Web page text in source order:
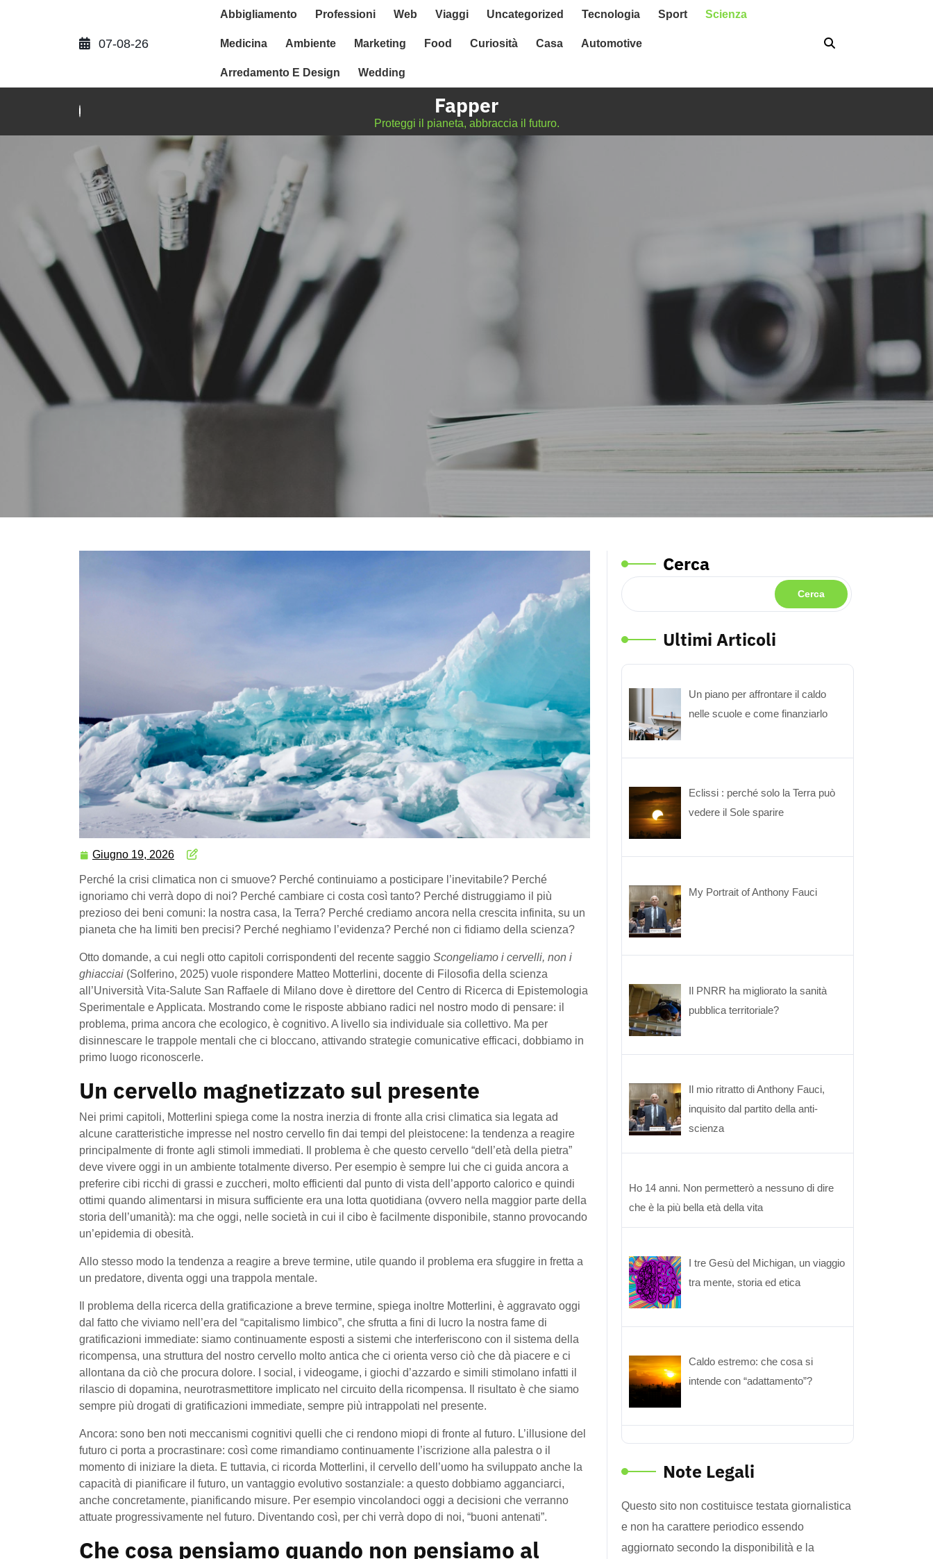
07-08-26
Abbigliamento Professioni Web Viaggi Uncategorized Tecnologia Sport Scienza
Medicina Ambiente Marketing Food Curiosità Casa Automotive
Arredamento E Design Wedding
Fapper
Proteggi il pianeta, abbraccia il futuro.
Giugno 19, 2026
Perché la crisi climatica non ci smuove? Perché continuiamo a posticipare l’inevitabile? Perché
ignoriamo chi verrà dopo di noi? Perché cambiare ci costa così tanto? Perché distruggiamo il più
prezioso dei beni comuni: la nostra casa, la Terra? Perché crediamo ancora nella crescita infinita, su un
pianeta che ha limiti ben precisi? Perché neghiamo l’evidenza? Perché non ci fidiamo della scienza?
Otto domande, a cui negli otto capitoli corrispondenti del recente saggio Scongeliamo i cervelli, non i
ghiacciai (Solferino, 2025) vuole rispondere Matteo Motterlini, docente di Filosofia della scienza
all’Università Vita-Salute San Raffaele di Milano dove è direttore del Centro di Ricerca di Epistemologia
Sperimentale e Applicata. Mostrando come le risposte abbiano radici nel nostro modo di pensare: il
problema, prima ancora che ecologico, è cognitivo. A livello sia individuale sia collettivo. Ma per
disinnescare le trappole mentali che ci bloccano, attivando strategie comunicative efficaci, dobbiamo in
primo luogo riconoscerle.
Un cervello magnetizzato sul presente
Nei primi capitoli, Motterlini spiega come la nostra inerzia di fronte alla crisi climatica sia legata ad
alcune caratteristiche impresse nel nostro cervello fin dai tempi del pleistocene: la tendenza a reagire
principalmente di fronte agli stimoli immediati. Il problema è che questo cervello “dell’età della pietra”
deve vivere oggi in un ambiente totalmente diverso. Per esempio è sempre lui che ci guida ancora a
preferire cibi ricchi di grassi e zuccheri, molto efficienti dal punto di vista dell’apporto calorico e quindi
ottimi quando alimentarsi in misura sufficiente era una lotta quotidiana (ovvero nella maggior parte della
storia dell’umanità): ma che oggi, nelle società in cui il cibo è facilmente disponibile, stanno provocando
un’epidemia di obesità.
Allo stesso modo la tendenza a reagire a breve termine, utile quando il problema era sfuggire in fretta a
un predatore, diventa oggi una trappola mentale.
Il problema della ricerca della gratificazione a breve termine, spiega inoltre Motterlini, è aggravato oggi
dal fatto che viviamo nell’era del “capitalismo limbico”, che sfrutta a fini di lucro la nostra fame di
gratificazioni immediate: siamo continuamente esposti a sistemi che interferiscono con il sistema della
ricompensa, una struttura del nostro cervello molto antica che ci orienta verso ciò che dà piacere e ci
allontana da ciò che procura dolore. I social, i videogame, i giochi d’azzardo e simili stimolano infatti il
rilascio di dopamina, neurotrasmettitore implicato nel circuito della ricompensa. Il risultato è che siamo
sempre più drogati di gratificazioni immediate, sempre più intrappolati nel presente.
Ancora: sono ben noti meccanismi cognitivi quelli che ci rendono miopi di fronte al futuro. L’illusione del
futuro ci porta a procrastinare: così come rimandiamo continuamente l’iscrizione alla palestra o il
momento di iniziare la dieta. E tuttavia, ci ricorda Motterlini, il cervello dell’uomo ha sviluppato anche la
capacità di pianificare il futuro, un vantaggio evolutivo sostanziale: a questo dobbiamo agganciarci,
anche concretamente, pianificando misure. Per esempio vincolandoci oggi a decisioni che verranno
attuate progressivamente nel futuro. Diventando così, per chi verrà dopo di noi, “buoni antenati”.
Che cosa pensiamo quando non pensiamo al
Cerca
Cerca
Ultimi Articoli
Un piano per affrontare il caldo
nelle scuole e come finanziarlo
Eclissi : perché solo la Terra può
vedere il Sole sparire
My Portrait of Anthony Fauci
Il PNRR ha migliorato la sanità
pubblica territoriale?
Il mio ritratto di Anthony Fauci,
inquisito dal partito della anti-
scienza
Ho 14 anni. Non permetterò a nessuno di dire
che è la più bella età della vita
I tre Gesù del Michigan, un viaggio
tra mente, storia ed etica
Caldo estremo: che cosa si
intende con “adattamento”?
Note Legali
Questo sito non costituisce testata giornalistica
e non ha carattere periodico essendo
aggiornato secondo la disponibilità e la